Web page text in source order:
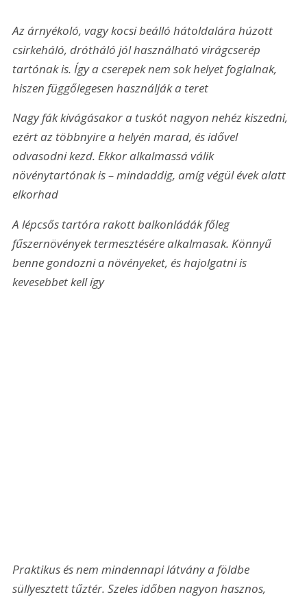
Az árnyékoló, vagy kocsi beálló hátoldalára húzott
csirkeháló, drótháló jól használható virágcserép
tartónak is. Így a cserepek nem sok helyet foglalnak,
hiszen függőlegesen használják a teret
Nagy fák kivágásakor a tuskót nagyon nehéz kiszedni,
ezért az többnyire a helyén marad, és idővel
odvasodni kezd. Ekkor alkalmassá válik
növénytartónak is – mindaddig, amíg végül évek alatt
elkorhad
A lépcsős tartóra rakott balkonládák főleg
fűszernövények termesztésére alkalmasak. Könnyű
benne gondozni a növényeket, és hajolgatni is
kevesebbet kell így
Praktikus és nem mindennapi látvány a földbe
süllyesztett tűztér. Szeles időben nagyon hasznos,